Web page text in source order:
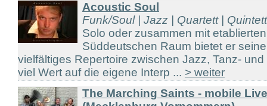
Acoustic Soul
Funk/Soul | Jazz | Quartett | Quintett
Solo oder zusammen mit
Süddeutschen Raum bietet er
vielfältiges Repertoire zwischen Jazz, Tanz-
viel Wert auf die eigene Interp ... > weiter
The Marching Saints - mobile